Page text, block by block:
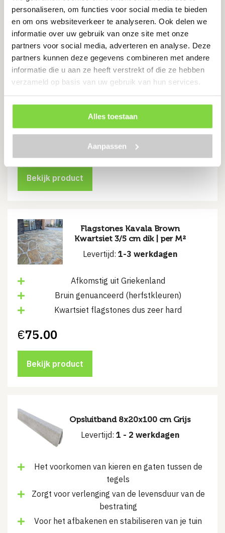
personaliseren, om functies voor social media te bieden
en om ons websiteverkeer te analyseren. Ook delen we
informatie over uw gebruik van onze site met onze
partners voor social media, adverteren en analyse. Deze
partners kunnen deze gegevens combineren met andere
informatie die u aan ze heeft verstrekt of die ze hebben
verzameld op basis van uw gebruik van hun services.
Alles toestaan
Aanpassen
Opsluitband 6x20x100 cm
Antraciet
Levertijd:3 werkdagen
Het voorkomen van kieren en gaten tussen de
tegels
Bekijk product
Flagstones Kavala Brown
Kwartsiet 3/5 cm dik | per M²
Levertijd: 1-3 werkdagen
Afkomstig uit Griekenland
Bruin genuanceerd (herfstkleuren)
Kwartsiet flagstones dus zeer hard
€75.00
Bekijk product
Opsluitband 8x20x100 cm Grijs
Levertijd: 1 - 2 werkdagen
Het voorkomen van kieren en gaten tussen de
tegels
Zorgt voor verlenging van de levensduur van de
bestrating
Voor het afbakenen en stabiliseren van je tuin